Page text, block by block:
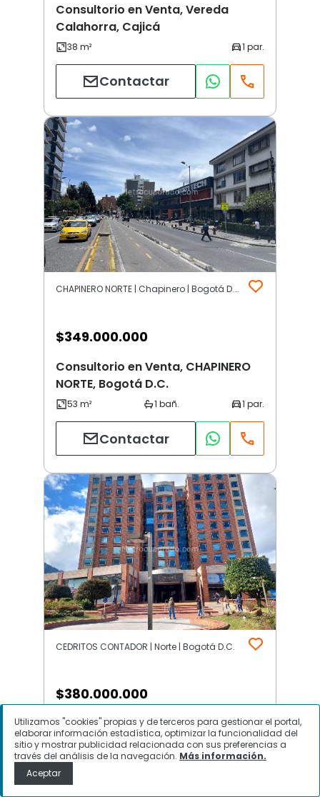
Consultorio en Venta, Vereda
Calahorra, Cajicá
Contactar
CHAPINERO NORTE | Chapinero | Bogotá D.C.
$349.000.000
Consultorio en Venta, CHAPINERO
NORTE, Bogotá D.C.
Contactar
CEDRITOS CONTADOR | Norte | Bogotá D.C.
$380.000.000
Consultorio en Venta, CEDRITOS
CONTADOR, Bogotá D.C.
Utilizamos "cookies" propias y de terceros para gestionar el portal,
elaborar información estadística, optimizar la funcionalidad del
sitio y mostrar publicidad relacionada con sus preferencias a
través del análisis de la navegación. Más información.
Aceptar